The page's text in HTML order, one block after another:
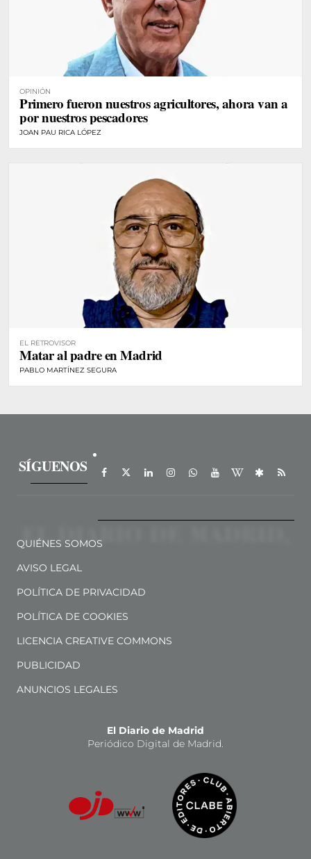
OPINIÓN
Primero fueron nuestros agricultores, ahora van a
por nuestros pescadores
JOAN PAU RICA LÓPEZ
EL RETROVISOR
Matar al padre en Madrid
PABLO MARTÍNEZ SEGURA
SÍGUENOS
QUIÉNES SOMOS
AVISO LEGAL
POLÍTICA DE PRIVACIDAD
POLÍTICA DE COOKIES
LICENCIA CREATIVE COMMONS
PUBLICIDAD
ANUNCIOS LEGALES
El Diario de Madrid
Periódico Digital de Madrid.